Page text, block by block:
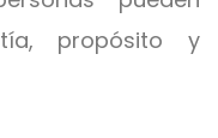
propósito y